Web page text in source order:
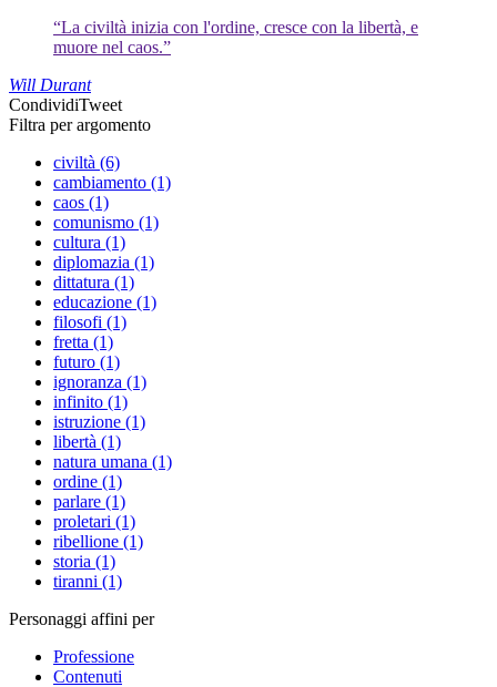
“La civiltà inizia con l'ordine, cresce con la libertà, e
muore nel caos.”
Will Durant
CondividiTweet
Filtra per argomento
civiltà (6)
cambiamento (1)
caos (1)
comunismo (1)
cultura (1)
diplomazia (1)
dittatura (1)
educazione (1)
filosofi (1)
fretta (1)
futuro (1)
ignoranza (1)
infinito (1)
istruzione (1)
libertà (1)
natura umana (1)
ordine (1)
parlare (1)
proletari (1)
ribellione (1)
storia (1)
tiranni (1)
Personaggi affini per
Professione
Contenuti